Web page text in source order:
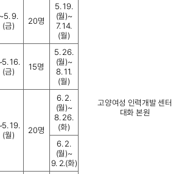
~5. 9.
(금)
20명
5. 19.
(월)~
7. 14.
(월)
고양여성 인력개발 센터
대화 본원
16.
(금)
15명
5. 26.
(월)~
8. 11.
(월)
19.
(월)
20명
6. 2.
(월)~
8. 26.
(화)
6. 2.
(월)~
9. 2.(화)